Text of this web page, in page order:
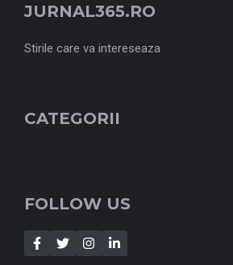
JURNAL365.RO
Stirile care va intereseaza
CATEGORII
FOLLOW US